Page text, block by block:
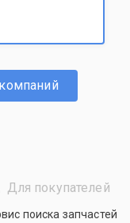
Для покупателей
поиска запчастей